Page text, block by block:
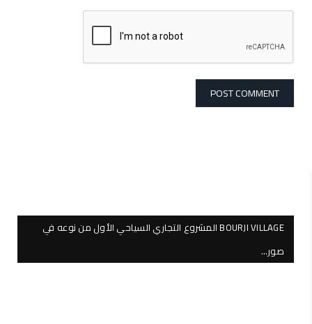
BOURJI VILLAGE المشروع التجاري السياحي الأول من نوعه في
صور…